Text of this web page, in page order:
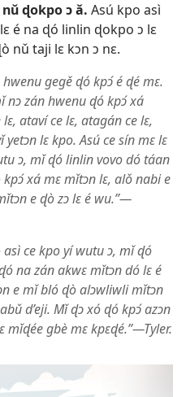
ɖokpo ɔ ǎ. Asú kpo asì
é na ɖó linlin ɖokpo ɔ lɛ
nǔ taji lɛ kɔn ɔ nɛ.
gegě ɖó kpɔ́ é ɖé mɛ.
nɔ zán hwenu ɖó kpɔ́ xá
ataví ce lɛ, atagán ce lɛ,
lɛ kpo. Asú ce sín mɛ lɛ
ɔ, mǐ ɖó linlin vovo dó táan
xá mɛ mǐtɔn lɛ, alǒ nabi e
e ɖò zɔ lɛ é wu.”​—
ce kpo yí wutu ɔ, mǐ ɖó
na zán akwɛ mǐtɔn dó lɛ é
e mǐ bló ɖò alɔwliwli mǐtɔn
d’eji. Mǐ ɖɔ xó ɖó kpɔ́ azɔn
mǐɖée gbè mɛ kpɛɖé.”​—Tyler.